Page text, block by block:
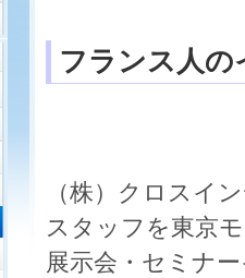
フランス人の
（株）クロスイ
スタッフ を東京
展示会・セミナー